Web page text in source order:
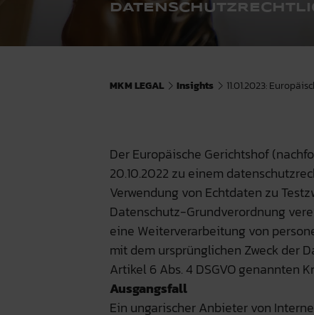
MKM LEGAL Insights 11.01.2023:
Der Europäische Gerichtshof
20.10.2022 zu einem
Verwendung von Echtdaten zu
Datenschutz-Grundverordnung
eine Weiterverarbeitung von
mit dem ursprünglichen Zweck der
Artikel 6 Abs. 4 DSGVO genannten
Ausgangsfall
Ein ungarischer Anbieter von